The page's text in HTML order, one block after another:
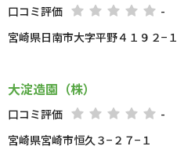
口コミ評価
-
宮崎県日南市大字平野４１９２−１
大淀造園（株）
口コミ評価
-
宮崎県宮崎市恒久３−２７−１